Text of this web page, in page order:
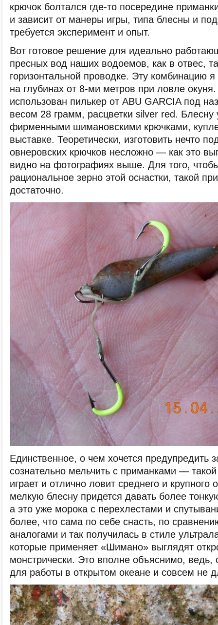
крючок болтался где-то посередине
и зависит от манеры игры, типа блесны и
требуется эксперимент и опыт.
Вот готовое решение для идеально
пресных вод наших водоемов, как в отвес,
горизонтальной проводке. Эту комбинацию
на глубинах от 8-ми метров при ловле
использован пилькер от ABU GARCIA под
весом 28 грамм, расцветки silver red. Блесну
фирменными шимановскими крючками,
выставке. Теоретически, изготовить нечто
овнеровских крючков несложно — как это
видно на фотографиях выше. Для того,
рациональное зерно этой оснастки, такой
достаточно.
Единственное, о чем хочется предупредить
сознательно мельчить с приманками —
играет и отлично ловит среднего и крупного
мелкую блесну придется давать более
а это уже морока с перехлестами и
более, что сама по себе снасть, по
аналогами и так получилась в стиле
которые применяет «Шимано» выглядят
монстрически. Это вполне объяснимо, ведь,
для работы в открытом океане и совсем не